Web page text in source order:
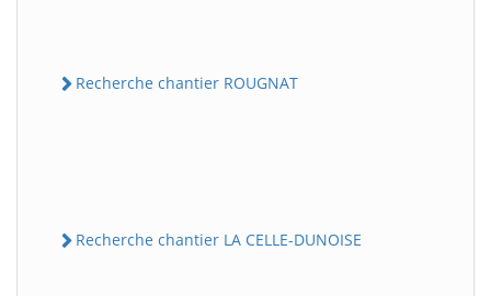
Recherche chantier ROUGNAT
Recherche chantier LA CELLE-DUNOISE